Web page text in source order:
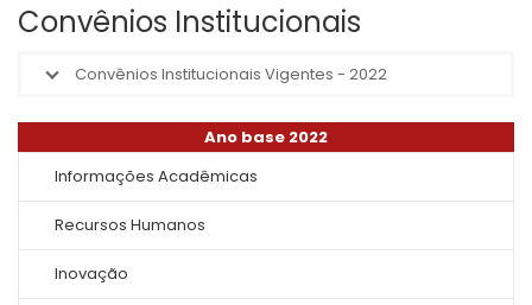
Convênios Institucionais
Convênios Institucionais Vigentes - 2022
Ano base 2022
Informações Acadêmicas
Recursos Humanos
Inovação